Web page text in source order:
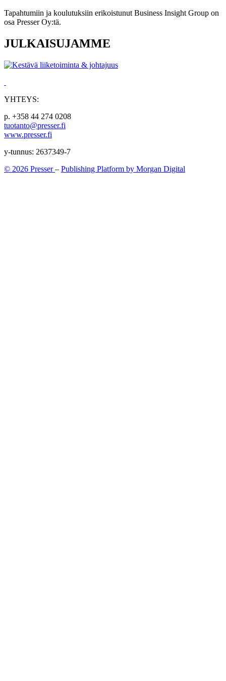
Tapahtumiin ja koulutuksiin erikoistunut Business Insight Group on
osa Presser Oy:tä.
JULKAISUJAMME
YHTEYS:
p. +358 44 274 0208
tuotanto@presser.fi
www.presser.fi
y-tunnus: 2637349-7
© 2026 Presser– Publishing Platform by Morgan Digital